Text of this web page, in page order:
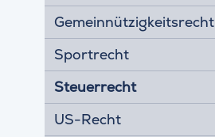
Gemeinnützigkeitsrecht
Sportrecht
Steuerrecht
US-Recht